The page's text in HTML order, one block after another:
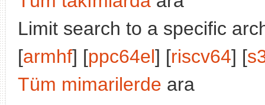
Limit search to a specific
[armhf] [ppc64el] [riscv64] [
Tüm mimarilerde ara